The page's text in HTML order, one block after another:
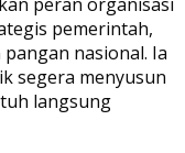
pemerintah,
nasional. Ia
segera menyusun
langsung